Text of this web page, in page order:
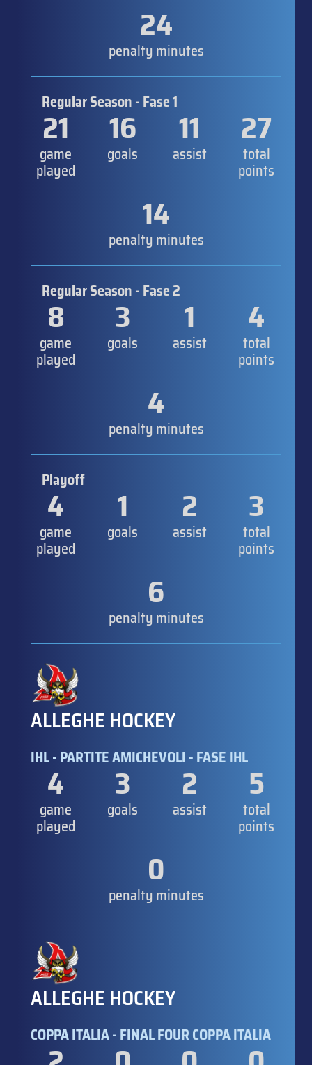
24
penalty minutes
Regular Season - Fase 1
21
game
played
16
goals
11
assist
27
total
points
14
penalty minutes
Regular Season - Fase 2
8
game
played
3
goals
1
assist
4
total
points
4
penalty minutes
Playoff
4
game
played
1
goals
2
assist
3
total
points
6
penalty minutes
ALLEGHE HOCKEY
IHL - PARTITE AMICHEVOLI - FASE IHL
4
game
played
3
goals
2
assist
5
total
points
0
penalty minutes
ALLEGHE HOCKEY
COPPA ITALIA - FINAL FOUR COPPA ITALIA